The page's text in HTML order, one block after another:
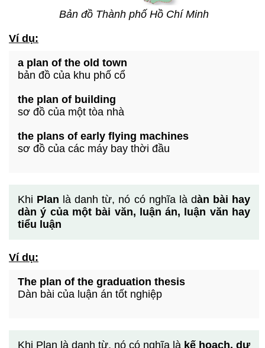
Bản đồ Thành phố Hồ Chí Minh
Ví dụ:
a plan of the old town
bản đồ của khu phố cổ
the plan of building
sơ đồ của một tòa nhà
the plans of early flying machines
sơ đồ của các máy bay thời đầu
Khi Plan là danh từ, nó có nghĩa là dàn bài hay
dàn ý của một bài văn, luận án, luận văn hay
tiểu luận
Ví dụ:
The plan of the graduation thesis
Dàn bài của luận án tốt nghiệp
Khi Plan là danh từ, nó có nghĩa là kế hoạch, dự